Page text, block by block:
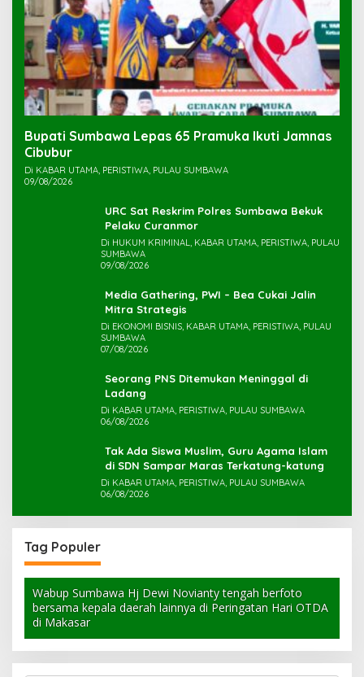
Bupati Sumbawa Lepas 65 Pramuka Ikuti Jamnas
Cibubur ‎
Di KABAR UTAMA, PERISTIWA, PULAU SUMBAWA
09/08/2026
URC Sat Reskrim Polres Sumbawa Bekuk
Di HUKUM KRIMINAL, KABAR UTAMA, PERISTIWA, PULAU
SUMBAWA
09/08/2026
Media Gathering, PWI – Bea Cukai Jalin
Mitra Strategis
Di EKONOMI BISNIS, KABAR UTAMA, PERISTIWA, PULAU
SUMBAWA
07/08/2026
Seorang PNS Ditemukan Meninggal di
Ladang
Di KABAR UTAMA, PERISTIWA, PULAU SUMBAWA
06/08/2026
Tak Ada Siswa Muslim, Guru Agama Islam
di SDN Sampar Maras Terkatung-katung ‎
Di KABAR UTAMA, PERISTIWA, PULAU SUMBAWA
06/08/2026
Tag Populer
Wabup Sumbawa Hj Dewi Novianty tengah berfoto
bersama kepala daerah lainnya di Peringatan Hari OTDA
di Makasar